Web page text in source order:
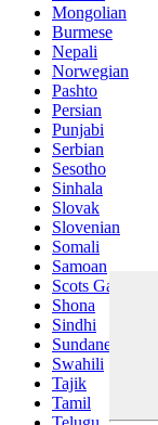
Mongolian
Burmese
Nepali
Norwegian
Pashto
Persian
Punjabi
Serbian
Sesotho
Sinhala
Slovak
Slovenian
Somali
Samoan
Scots Gaelic
Shona
Sindhi
Sundanese
Swahili
Tajik
Tamil